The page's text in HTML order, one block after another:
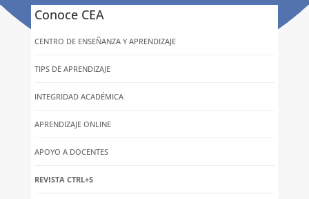
Conoce CEA
CENTRO DE ENSEÑANZA Y APRENDIZAJE
TIPS DE APRENDIZAJE
INTEGRIDAD ACADÉMICA
APRENDIZAJE ONLINE
APOYO A DOCENTES
REVISTA CTRL+S